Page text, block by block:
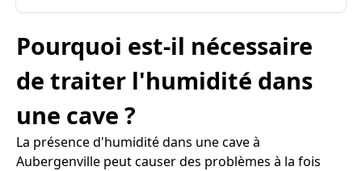
Pourquoi est-il nécessaire
de traiter l'humidité dans
une cave ?
La présence d'humidité dans une cave à
Aubergenville peut causer des problèmes à la fois